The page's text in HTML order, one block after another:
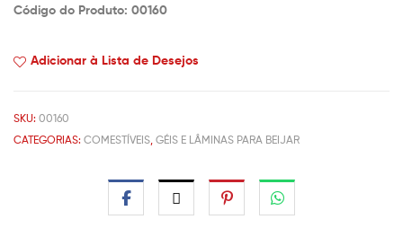
Código do Produto: 00160
Adicionar à Lista de Desejos
SKU: 00160
CATEGORIAS: COMESTÍVEIS, GÉIS E LÂMINAS PARA BEIJAR